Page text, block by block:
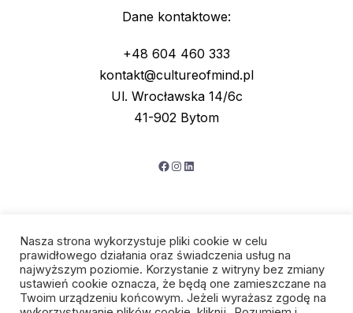
Dane kontaktowe:
+48 604 460 333
kontakt@cultureofmind.pl
Ul. Wrocławska 14/6c
41-902 Bytom
Facebook
Instagram
LinkedIn
Nasza strona wykorzystuje pliki cookie w celu
prawidłowego działania oraz świadczenia usług na
najwyższym poziomie. Korzystanie z witryny bez zmiany
ustawień cookie oznacza, że będą one zamieszczane na
Twoim urządzeniu końcowym. Jeżeli wyrażasz zgodę na